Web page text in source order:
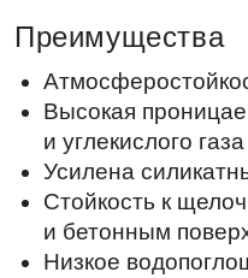
Рекомендуется для
с повышенной
и загрязнений.
Во избежание
стыков отдельных
Устойчивость к
Стойкость к УФ-лучам
Примечания